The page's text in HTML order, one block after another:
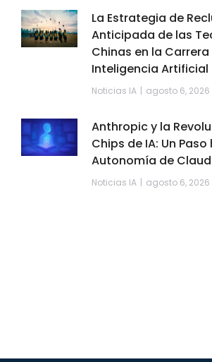
La Estrategia de
Anticipada de las
Chinas en la Carrera
Inteligencia Artificial
Noticias IA agosto 6, 2026
Anthropic y la
Chips de IA: Un
Autonomía de
Noticias IA agosto 6, 2026